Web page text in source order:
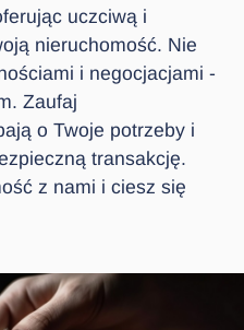
uczciwą i
nieruchomość. Nie
i negocjacjami -
Zaufaj
o Twoje potrzeby i
transakcję.
z nami i ciesz się